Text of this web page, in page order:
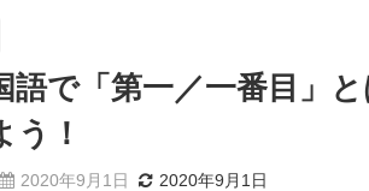
語で「第一／一番目」
う！
2020年9月1日 2020年9月1日